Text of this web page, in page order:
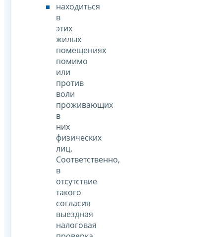
находиться
в
этих
жилых
помещениях
помимо
или
против
воли
проживающих
в
них
физических
лиц.
Соответственно,
в
отсутствие
такого
согласия
выездная
налоговая